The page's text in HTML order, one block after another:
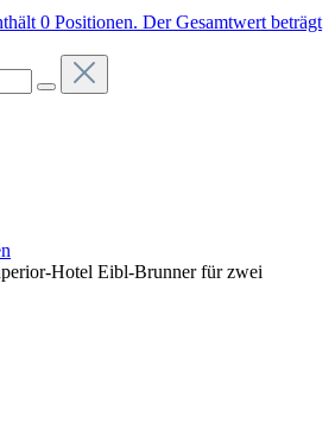
0 Positionen. Der Gesamtwert beträgt